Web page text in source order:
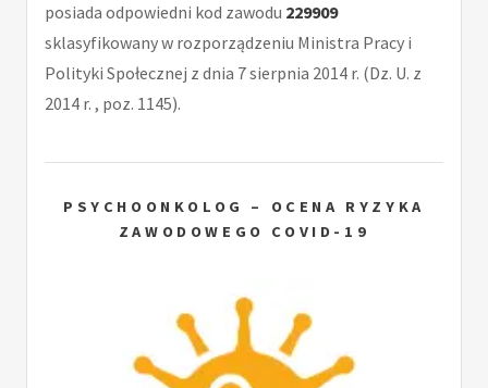
posiada odpowiedni kod zawodu 229909
sklasyfikowany w rozporządzeniu Ministra Pracy i
Polityki Społecznej z dnia 7 sierpnia 2014 r. (Dz. U. z
2014 r. , poz. 1145).
PSYCHOONKOLOG – OCENA RYZYKA
ZAWODOWEGO COVID-19